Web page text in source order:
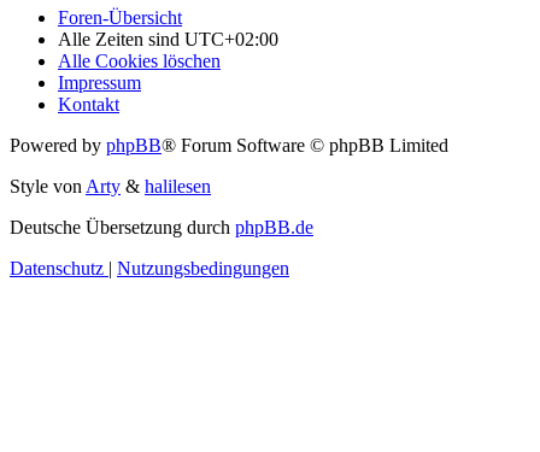
Foren-Übersicht
Alle Zeiten sind UTC+02:00
Alle Cookies löschen
Impressum
Kontakt
Powered by phpBB® Forum Software © phpBB Limited
Style von Arty & halilesen
Deutsche Übersetzung durch phpBB.de
Datenschutz | Nutzungsbedingungen